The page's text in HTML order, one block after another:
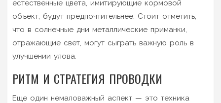
естественные цвета, имитирующие кормовой
объект, будут предпочтительнее. Стоит отметить,
что в солнечные дни металлические приманки,
отражающие свет, могут сыграть важную роль в
улучшении улова.
РИТМ И СТРАТЕГИЯ ПРОВОДКИ
Еще один немаловажный аспект — это техника